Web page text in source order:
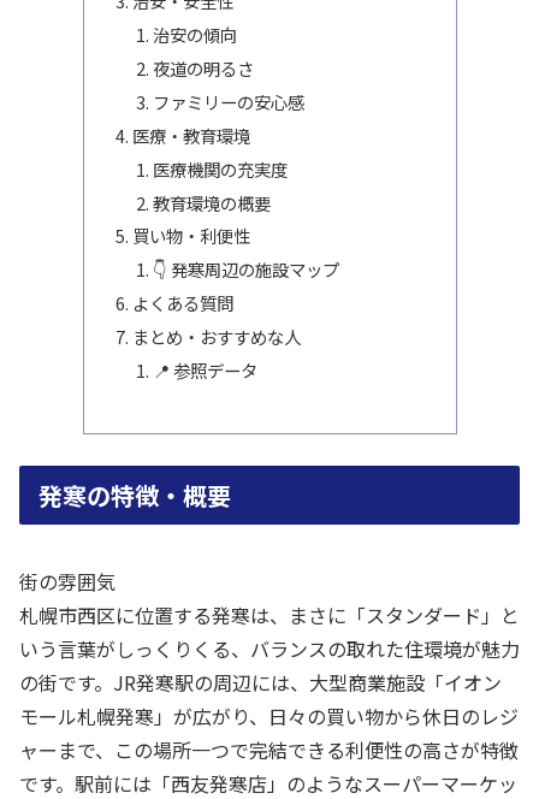
治安の傾向
夜道の明るさ
ファミリーの安心感
医療・教育環境
医療機関の充実度
教育環境の概要
買い物・利便性
👇 発寒周辺の施設マップ
よくある質問
まとめ・おすすめな人
📍 参照データ
発寒の特徴・概要
街の雰囲気
札幌市西区に位置する発寒は、まさに「スタンダード」と
いう言葉がしっくりくる、バランスの取れた住環境が魅力
の街です。JR発寒駅の周辺には、大型商業施設「イオン
モール札幌発寒」が広がり、日々の買い物から休日のレジ
ャーまで、この場所一つで完結できる利便性の高さが特徴
です。駅前には「西友発寒店」のようなスーパーマーケッ